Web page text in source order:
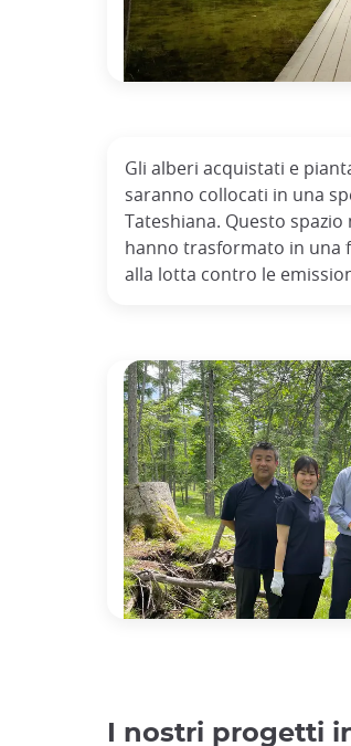
Gli alberi acquistati e
saranno collocati in una
Tateshiana. Questo
hanno trasformato in una
alla lotta contro le
I nostri progetti